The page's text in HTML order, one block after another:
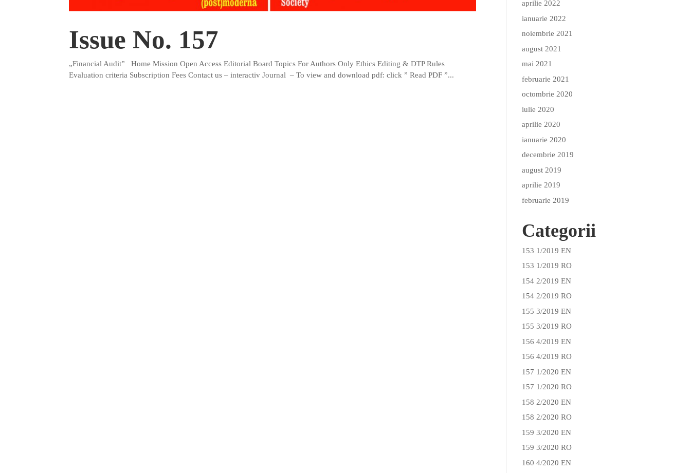
Issue No. 157
„Financial Audit” Home Mission Open Access Editorial Board Topics For Authors Only Ethics Editing & DTP Rules
Evaluation criteria Subscription Fees Contact us – interactiv Journal – To view and download pdf: click ” Read PDF ”...
aprilie 2022
ianuarie 2022
noiembrie 2021
august 2021
mai 2021
februarie 2021
octombrie 2020
iulie 2020
aprilie 2020
ianuarie 2020
decembrie 2019
august 2019
aprilie 2019
februarie 2019
Categorii
153 1/2019 EN
153 1/2019 RO
154 2/2019 EN
154 2/2019 RO
155 3/2019 EN
155 3/2019 RO
156 4/2019 EN
156 4/2019 RO
157 1/2020 EN
157 1/2020 RO
158 2/2020 EN
158 2/2020 RO
159 3/2020 EN
159 3/2020 RO
160 4/2020 EN